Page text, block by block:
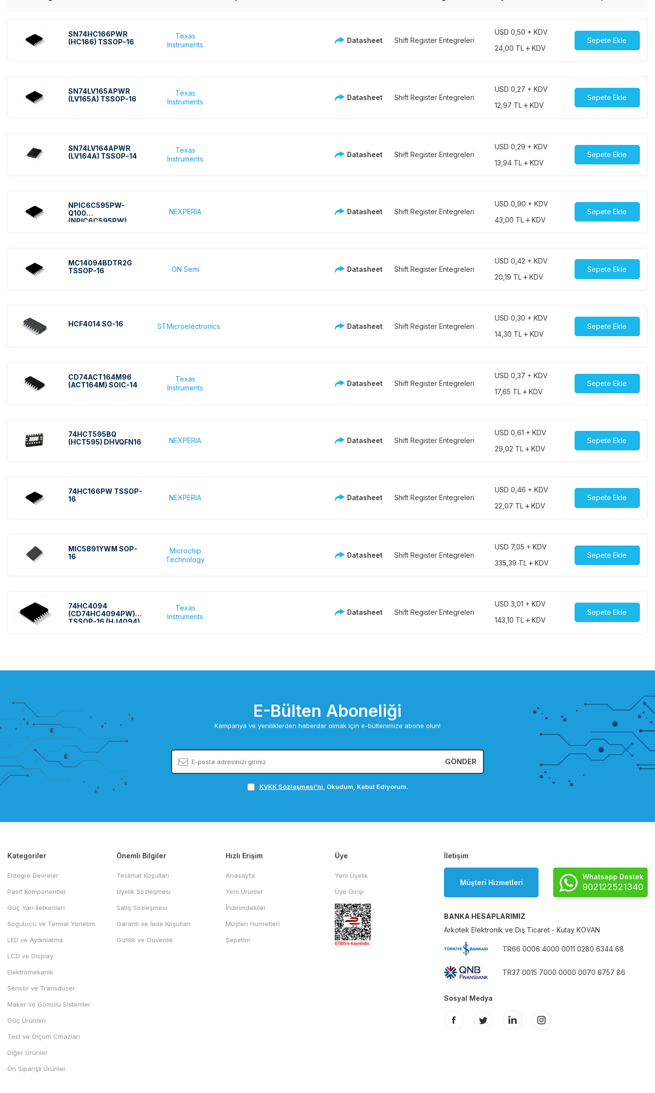
SN74HC166PWR
(HC166) TSSOP-16
Texas
Instruments
Datasheet Shift Register Entegreleri
USD 0,50 + KDV
24,00 TL KDV
Sepete Ekle
SN74LV165APWR
(LV165A) TSSOP-16
Texas
Instruments
Datasheet Shift Register Entegreleri
USD 0,27 + KDV
12,97 TL KDV
Sepete Ekle
SN74LV164APWR
(LV164A) TSSOP-14
Texas
Instruments
Datasheet Shift Register Entegreleri
USD 0,29 + KDV
13,94TL KDV
Sepete Ekle
NPIC6C595PW-
Q100
(NPIC6C595PW)
NEXPERIA Datasheet Shift Register Entegreleri
USD 0,90 + KDV
43,00 TL KDV
Sepete Ekle
MC14094BDTR2G
TSSOP-16
ON Semi Datasheet Shift Register Entegreleri
USD 0,42 + KDV
20,19 TL KDV
Sepete Ekle
HCF4014 SO-16 STMicroelectronics Datasheet Shift Register Entegreleri
USD 0,30 + KDV
14,30 TL KDV
Sepete Ekle
CD74ACT164M96
(ACT164M) SOIC-14
Texas
Instruments
Datasheet Shift Register Entegreleri
USD 0,37 + KDV
17,65 TL KDV
Sepete Ekle
74HCT595BQ
(HCT595) DHVQFN16
NEXPERIA Datasheet Shift Register Entegreleri
USD 0,61 + KDV
29,02 TL KDV
Sepete Ekle
74HC166PW TSSOP-
16
NEXPERIA Datasheet Shift Register Entegreleri
USD 0,46 + KDV
22,07 TL KDV
Sepete Ekle
MIC5891YWM SOP-
16
Microchip
Technology
Datasheet Shift Register Entegreleri
USD 7,05 + KDV
335,39 TL KDV
Sepete Ekle
74HC4094
(CD74HC4094PW)
TSSOP-16 (HJ4094)
Texas
Instruments
Datasheet Shift Register Entegreleri
USD 3,01 + KDV
143,10 TL KDV
Sepete Ekle
E-Bülten Aboneliği
Kampanya ve yeniliklerden haberdar olmak için e-bültenimize abone olun!
GÖNDER
KVKK Sözleşmesi'ni , Okudum, Kabul Ediyorum.
Kategoriler
Entegre Devreler
Pasif Komponentler
Güç Yarı İletkenleri
Sogutucu ve Termal Yönetim
LED ve Aydınlatma
LCD ve Display
Elektromekanik
Sensör ve Transdüser
Maker ve Gömülü Sistemler
Güç Ürünleri
Test ve Ölçüm Cihazları
Diğer Ürünler
Ön Siparişli Ürünler
Önemli Bilgiler
Teslimat Koşulları
Üyelik Sözleşmesi
Satış Sözleşmesi
Garanti ve İade Koşulları
Gizlilik ve Güvenlik
Hızlı Erişim
Anasayfa
Yeni Ürünler
İndirimdekiler
Müşteri Hizmetleri
Sepetim
Üye
Yeni Üyelik
Üye Girişi
İletişim
Müşteri Hizmetleri
Whatsapp Destek
902122521340
BANKA HESAPLARIMIZ
Arkotek Elektronik ve Dış Ticaret - Kutay KOVAN
TR66 0006 4000 0011 0280 6344 68
TR37 0015 7000 0000 0070 6757 86
Sosyal Medya